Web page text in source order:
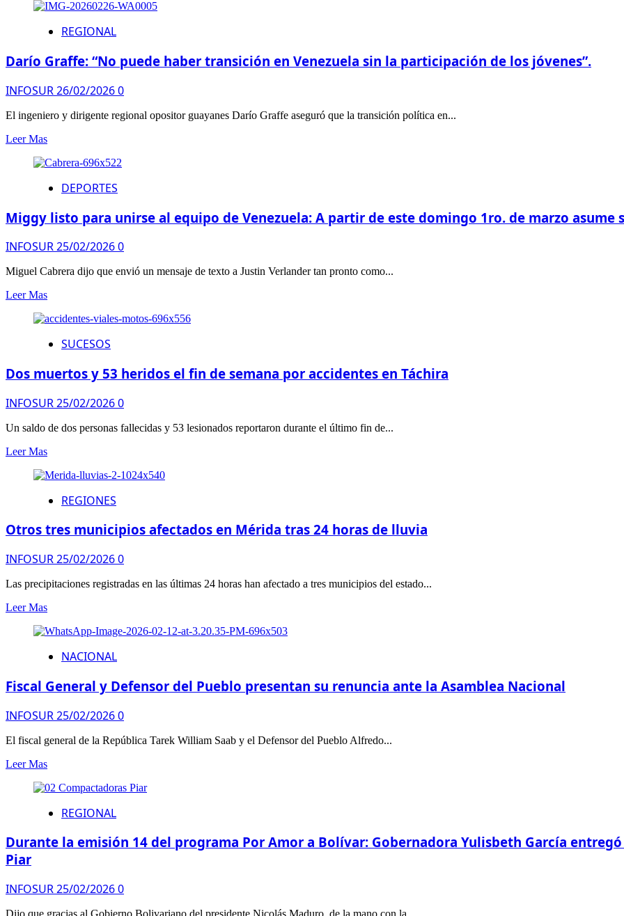
REGIONAL
Darío Graffe: “No puede haber transición en Venezuela sin la participación de los jóvenes”.
INFOSUR26/02/20260
El ingeniero y dirigente regional opositor guayanes Darío Graffe aseguró que la transición política en...
Leer Mas
DEPORTES
Miggy listo para unirse al equipo de Venezuela: A partir de este domingo 1ro. de marzo asume
INFOSUR25/02/20260
Miguel Cabrera dijo que envió un mensaje de texto a Justin Verlander tan pronto como...
Leer Mas
SUCESOS
Dos muertos y 53 heridos el fin de semana por accidentes en Táchira
INFOSUR25/02/20260
Un saldo de dos personas fallecidas y 53 lesionados reportaron durante el último fin de...
Leer Mas
REGIONES
Otros tres municipios afectados en Mérida tras 24 horas de lluvia
INFOSUR25/02/20260
Las precipitaciones registradas en las últimas 24 horas han afectado a tres municipios del estado...
Leer Mas
NACIONAL
Fiscal General y Defensor del Pueblo presentan su renuncia ante la Asamblea Nacional
INFOSUR25/02/20260
El fiscal general de la República Tarek William Saab y el Defensor del Pueblo Alfredo...
Leer Mas
REGIONAL
Durante la emisión 14 del programa Por Amor a Bolívar: Gobernadora Yulisbeth García
Piar
INFOSUR25/02/20260
Dijo que gracias al Gobierno Bolivariano del presidente Nicolás Maduro, de la mano con la...